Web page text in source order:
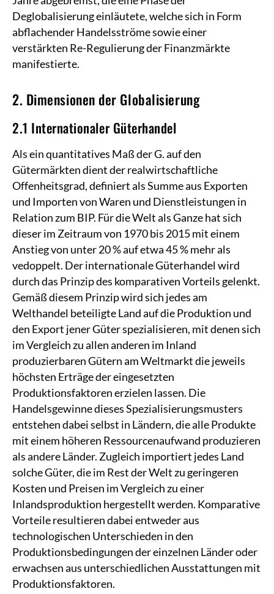
Deglobalisierung einläutete, welche sich in Form
abflachender Handelsströme sowie einer
verstärkten Re-Regulierung der Finanzmärkte
manifestierte.
2. Dimensionen der Globalisierung
2.1 Internationaler Güterhandel
Als ein quantitatives Maß der G. auf den
Gütermärkten dient der realwirtschaftliche
Offenheitsgrad, definiert als Summe aus Exporten
und Importen von Waren und Dienstleistungen in
Relation zum BIP. Für die Welt als Ganze hat sich
dieser im Zeitraum von 1970 bis 2015 mit einem
Anstieg von unter 20 % auf etwa 45 % mehr als
vedoppelt. Der internationale Güterhandel wird
durch das Prinzip des komparativen Vorteils gelenkt.
Gemäß diesem Prinzip wird sich jedes am
Welthandel beteiligte Land auf die Produktion und
den Export jener Güter spezialisieren, mit denen sich
im Vergleich zu allen anderen im Inland
produzierbaren Gütern am Weltmarkt die jeweils
höchsten Erträge der eingesetzten
Produktionsfaktoren erzielen lassen. Die
Handelsgewinne dieses Spezialisierungsmusters
entstehen dabei selbst in Ländern, die alle Produkte
mit einem höheren Ressourcenaufwand produzieren
als andere Länder. Zugleich importiert jedes Land
solche Güter, die im Rest der Welt zu geringeren
Kosten und Preisen im Vergleich zu einer
Inlandsproduktion hergestellt werden. Komparative
Vorteile resultieren dabei entweder aus
technologischen Unterschieden in den
Produktionsbedingungen der einzelnen Länder oder
erwachsen aus unterschiedlichen Ausstattungen mit
Produktionsfaktoren.